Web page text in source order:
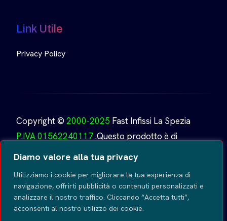
Diamo valore alla tua privacy
Utilizziamo i cookie per migliorare la tua esperienza di
navigazione, offrirti pubblicità o contenuti personalizzati e
analizzare il nostro traffico. Cliccando “Accetta tutti”,
acconsenti al nostro utilizzo dei cookie.
Link Utile
Privacy Policy
Copyright © 2000-2025 Fast Infissi La Spezia
P.IVA 01562240117.Questo prodotto è di
proprietà di
Fast Infissi. Creato da